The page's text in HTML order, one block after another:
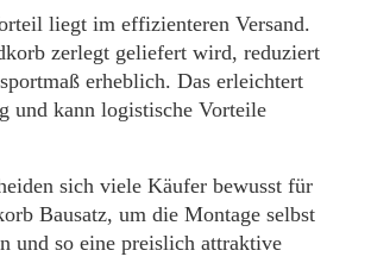
liegt im effizienteren Versand.
zerlegt geliefert wird, reduziert
erheblich. Das erleichtert
und kann logistische Vorteile
sich viele Käufer bewusst für
Bausatz, um die Montage selbst
und so eine preislich attraktive